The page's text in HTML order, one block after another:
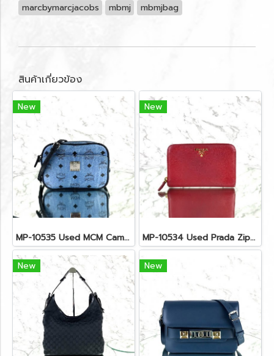
marcbymarcjacobs mbmj mbmjbag
สินค้าเกี่ยวข้อง
New
MP-10535 Used MCM Camera Bag In Blue Visetos SHW
New
MP-10534 Used Prada Zippy Medium Wallet In Fuoco Saffiano GHW
New New